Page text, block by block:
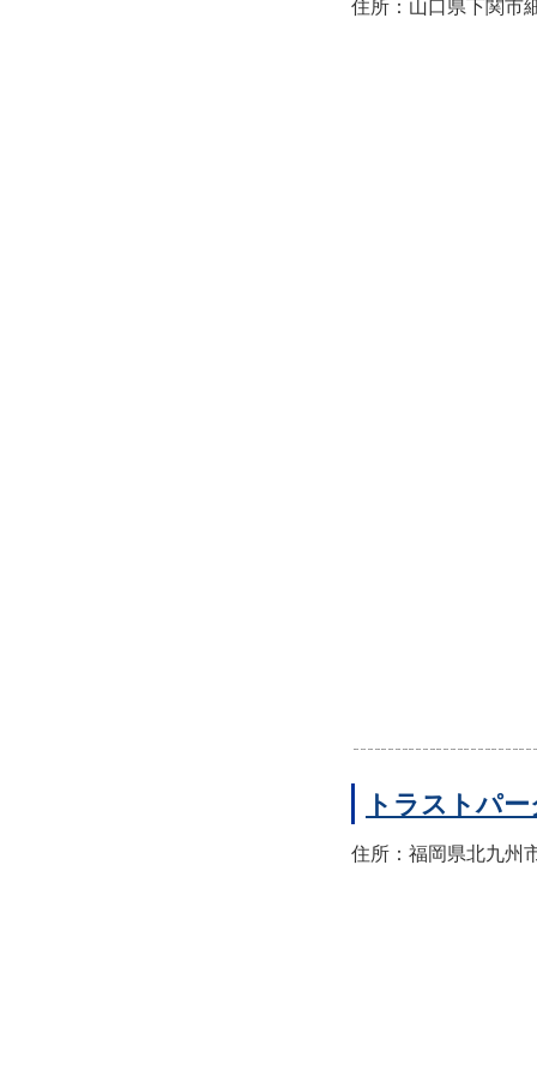
住所：山口県下関市
トラストパ
住所：福岡県北九州